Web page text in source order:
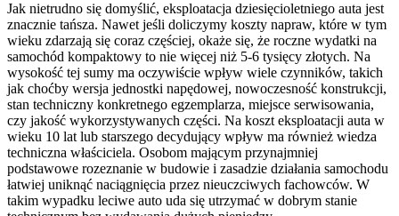
Jak nietrudno się domyślić, eksploatacja dziesięcioletniego auta jest
znacznie tańsza. Nawet jeśli doliczymy koszty napraw, które w tym
wieku zdarzają się coraz częściej, okaże się, że roczne wydatki na
samochód kompaktowy to nie więcej niż 5-6 tysięcy złotych. Na
wysokość tej sumy ma oczywiście wpływ wiele czynników, takich
jak choćby wersja jednostki napędowej, nowoczesność konstrukcji,
stan techniczny konkretnego egzemplarza, miejsce serwisowania,
czy jakość wykorzystywanych części. Na koszt eksploatacji auta w
wieku 10 lat lub starszego decydujący wpływ ma również wiedza
techniczna właściciela. Osobom mającym przynajmniej
podstawowe rozeznanie w budowie i zasadzie działania samochodu
łatwiej uniknąć naciągnięcia przez nieuczciwych fachowców. W
takim wypadku leciwe auto uda się utrzymać w dobrym stanie